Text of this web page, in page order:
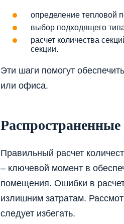
определение тепловой
выбор подходящего
расчет количества
секции.
Эти шаги помогут
или офиса.
Правильный расчет
– ключевой момент в
помещения. Ошибки в
излишним затратам.
следует избегать.